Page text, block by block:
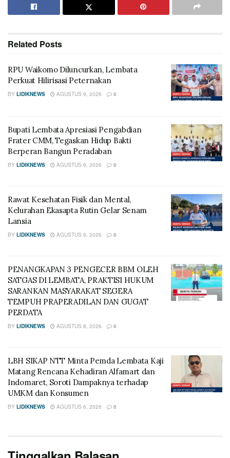
Related Posts
RPU Waikomo Diluncurkan, Lembata
Perkuat Hilirisasi Peternakan
BY LIDIKNEWS AGUSTUS 9, 2026 0
Bupati Lembata Apresiasi Pengabdian
Frater CMM, Tegaskan Hidup Bakti
Berperan Bangun Peradaban
BY LIDIKNEWS AGUSTUS 9, 2026 0
Rawat Kesehatan Fisik dan Mental,
Kelurahan Ekasapta Rutin Gelar Senam
Lansia
BY LIDIKNEWS AGUSTUS 9, 2026 0
PENANGKAPAN 3 PENGECER BBM OLEH
SATGAS DI LEMBATA, PRAKTISI HUKUM
SARANKAN MASYARAKAT SEGERA
TEMPUH PRAPERADILAN DAN GUGAT
PERDATA
BY LIDIKNEWS AGUSTUS 8, 2026 0
LBH SIKAP NTT Minta Pemda Lembata Kaji
Matang Rencana Kehadiran Alfamart dan
Indomaret, Soroti Dampaknya terhadap
UMKM dan Konsumen
BY LIDIKNEWS AGUSTUS 6, 2026 0